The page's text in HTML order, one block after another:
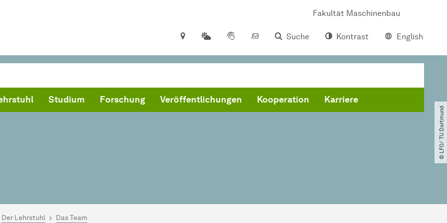
Fakultät Maschinenbau
Suche
Kontrast English
Studium Forschung Veröffentlichungen Kooperation Karriere
© LFO​/​ TU Dortmund
hier:
Der Lehrstuhl Das Team